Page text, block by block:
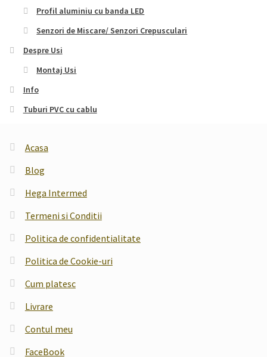
Profil aluminiu cu banda LED
Senzori de Miscare/ Senzori Crepusculari
Despre Usi
Montaj Usi
Info
Tuburi PVC cu cablu
Acasa
Blog
Hega Intermed
Termeni si Conditii
Politica de confidentialitate
Politica de Cookie-uri
Cum platesc
Livrare
Contul meu
FaceBook